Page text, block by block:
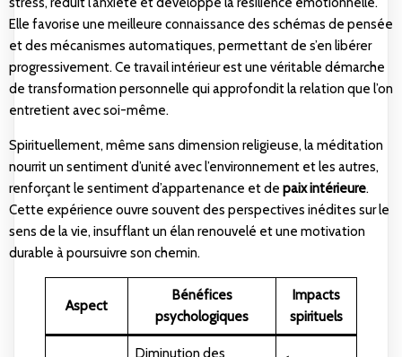
Elle favorise une meilleure connaissance des schémas de pensée
et des mécanismes automatiques, permettant de s’en libérer
progressivement. Ce travail intérieur est une véritable démarche
de transformation personnelle qui approfondit la relation que l’on
entretient avec soi-même.
Spirituellement, même sans dimension religieuse, la méditation
nourrit un sentiment d’unité avec l’environnement et les autres,
renforçant le sentiment d’appartenance et de paix intérieure.
Cette expérience ouvre souvent des perspectives inédites sur le
sens de la vie, insufflant un élan renouvelé et une motivation
durable à poursuivre son chemin.
Aspect
Bénéfices
psychologiques
Impacts
spirituels
Diminution des